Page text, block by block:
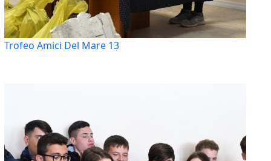
Trofeo Amici Del Mare 13